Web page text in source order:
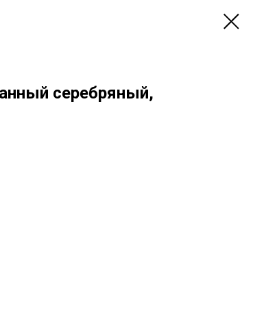
серебряный,